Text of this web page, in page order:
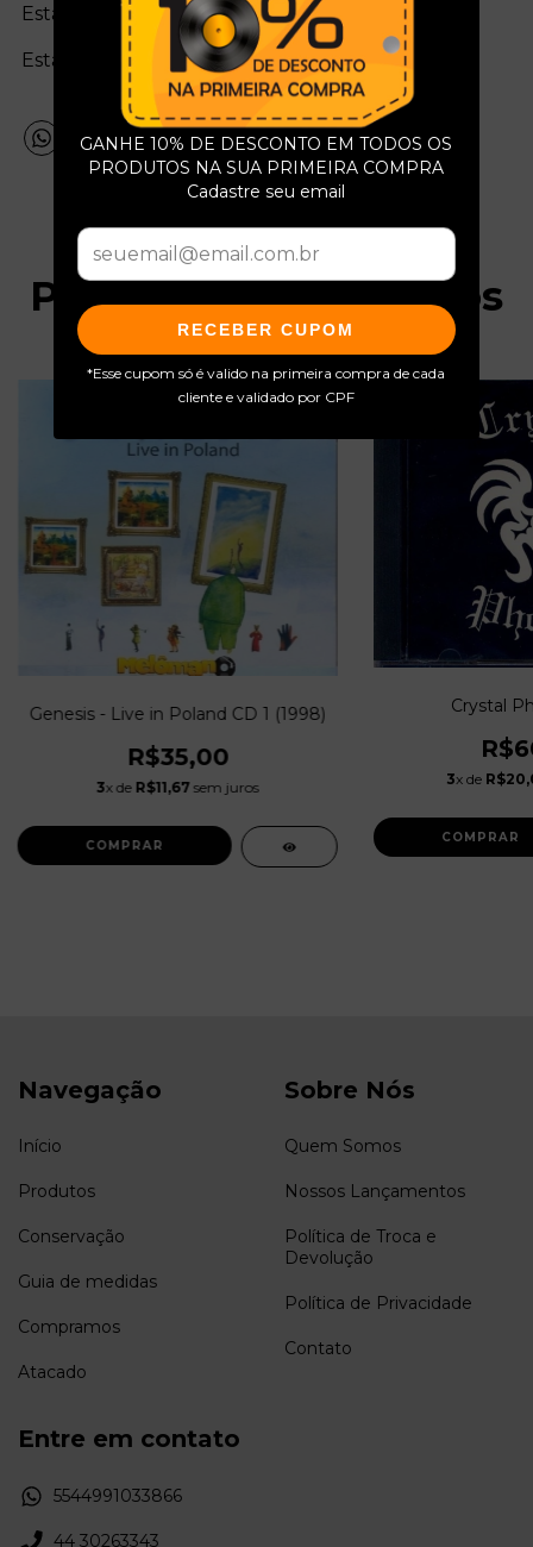
GANHE 10% DE DESCONTO EM TODOS OS
PRODUTOS NA SUA PRIMEIRA COMPRA
Cadastre seu email
RECEBER CUPOM
*Esse cupom só é valido na primeira compra de cada
cliente e validado por CPF
Estado da mídia:
Estado da capa:
Produtos relacionados
Genesis - Live in Poland CD 1 (1998)
R$35,00
3x de R$11,67sem juros
Crystal
3x de
Navegação
Início
Produtos
Conservação
Guia de medidas
Compramos
Atacado
Sobre Nós
Quem Somos
Nossos Lançamentos
Política de Troca e
Devolução
Política de Privacidade
Contato
Entre em contato
5544991033866
44 30263343